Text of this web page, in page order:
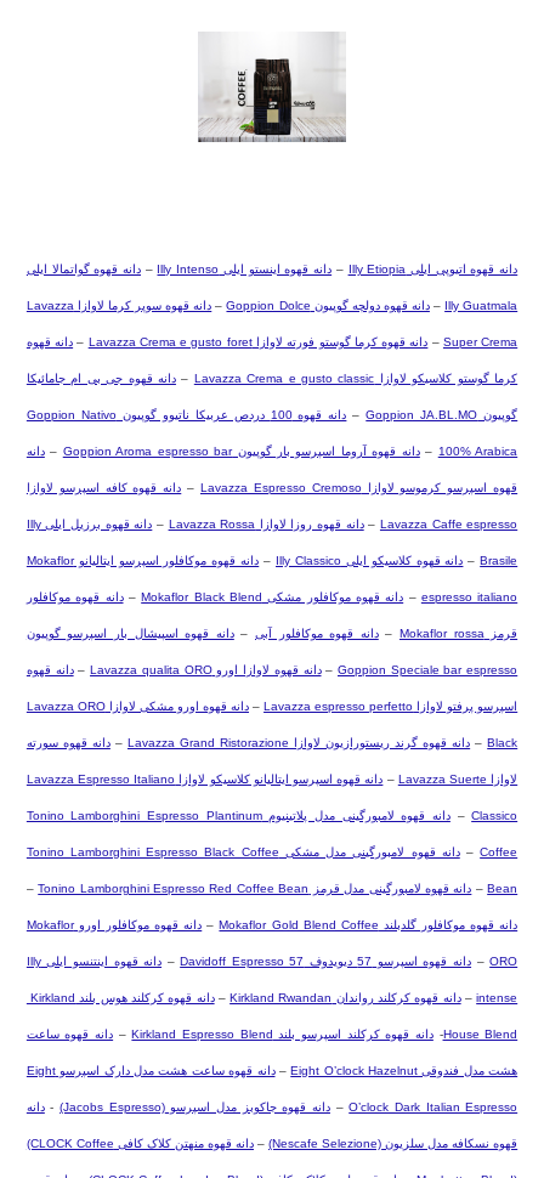
دانه قهوه اتیوپی ایلی Illy Etiopia
– دانه قهوه اینستو ایلی Illy Intenso
– دانه قهوه گواتمالا ایلی
Illy Guatmala
–دانه قهوه دولچه گوپیون Goppion Dolce
– دانه قهوه سوپر کرما لاوازا Lavazza
Super Crema
– دانه قهوه کرما گوستو فورته لاوازاLavazza Crema e gusto foret
– دانه قهوه
کرما گوستو کلاسیکو لاوازا Lavazza Crema e gusto classic
–دانه قهوه جی بی ام جامائیکا
گوپیون Goppion JA.BL.MO
– دانه قهوه 100 دردص عربیکا ناتیوو گوپیون Goppion Nativo
100% Arabica
–دانه قهوه آروما اسپرسو بار گوپیونGoppion Aroma espresso bar
–دانه
قهوه اسپرسو کرموسو لاوازاLavazza Espresso Cremoso
– دانه قهوه کافه اسپرسو لاوازا
Lavazza Caffe espresso
–دانه قهوه روزا لاوازا Lavazza Rossa
– دانه قهوه برزیل ایلیIlly
Brasile
– دانه قهوه کلاسیکو ایلیIlly Classico
– دانه قهوه موکافلور اسپرسو ایتالیانوMokaflor
espresso italiano
– دانه قهوه موکافلور مشکی Mokaflor Black Blend
–دانه قهوه موکافلور
قرمز Mokaflor rossa
–دانه قهوه موکافلور آبی –دانه قهوه اسپیشال بار اسپرسو گوپیون
Goppion Speciale bar espresso
–دانه قهوه لاوازا اوروLavazza qualita ORO
–دانه قهوه
اسپرسو پرفتو لاوازا Lavazza espresso perfetto
– دانه قهوه اورو مشکی لاوازاLavazza ORO
Black
– دانه قهوه گرند ریستورازیون لاوازا Lavazza Grand Ristorazione
–دانه قهوه سورته
لاوازا Lavazza Suerte
– دانه قهوه اسپرسو ایتالیانو کلاسیکو لاوازا Lavazza Espresso Italiano
Classico
–دانه قهوه لامبورگینی مدل پلاتینیومTonino Lamborghini Espresso Plantinum
Coffee
–دانه قهوه لامبورگینی مدل مشکی Tonino Lamborghini Espresso Black Coffee
Bean
– دانه قهوه لامبورگینی مدل قرمز Tonino Lamborghini Espresso Red Coffee Bean
–
دانه قهوه موکافلور گلدبلند Mokaflor Gold Blend Coffee
– دانه قهوه موکافلور اوروMokaflor
ORO
– دانه قهوه اسپرسو 57 دیویدوف Davidoff Espresso 57
– دانه قهوه اینتنسو ایلیIlly
intense
–دانه قهوه کرکلند رواندان Kirkland Rwandan
–دانه قهوه کرکلند هوس بلند Kirkland
House Blend
-دانه قهوه کرکلند اسپرسو بلند Kirkland Espresso Blend
– دانه قهوه ساعت
هشت مدل فندوقی Eight O’clock Hazelnut
–دانه قهوه ساعت هشت مدل دارک اسپرسوEight
O’clock Dark Italian Espresso
–دانه قهوه جاکوبز مدل اسپرسو(Jacobs Espresso)
-دانه
قهوه نسکافه مدل سلزیون (Nescafe Selezione)
– دانه قهوه منهتن کلاک کافی (CLOCK Coffee